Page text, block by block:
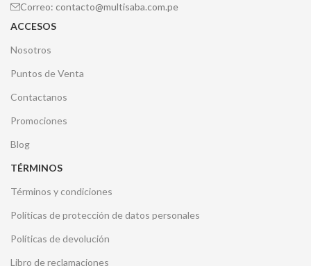
Correo: contacto@multisaba.com.pe
ACCESOS
Nosotros
Puntos de Venta
Contactanos
Promociones
Blog
TÉRMINOS
Términos y condiciones
Políticas de protección de datos personales
Políticas de devolución
Libro de reclamaciones